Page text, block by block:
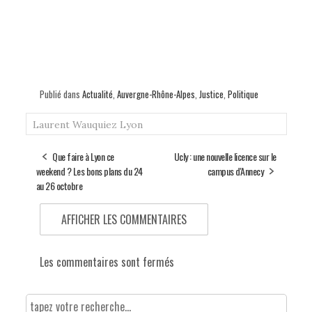
Publié dans Actualité, Auvergne-Rhône-Alpes, Justice, Politique
Laurent Wauquiez Lyon
Que faire à Lyon ce
weekend ? Les bons plans du 24
au 26 octobre
Ucly : une nouvelle licence sur le
campus d'Annecy
AFFICHER LES COMMENTAIRES
Les commentaires sont fermés